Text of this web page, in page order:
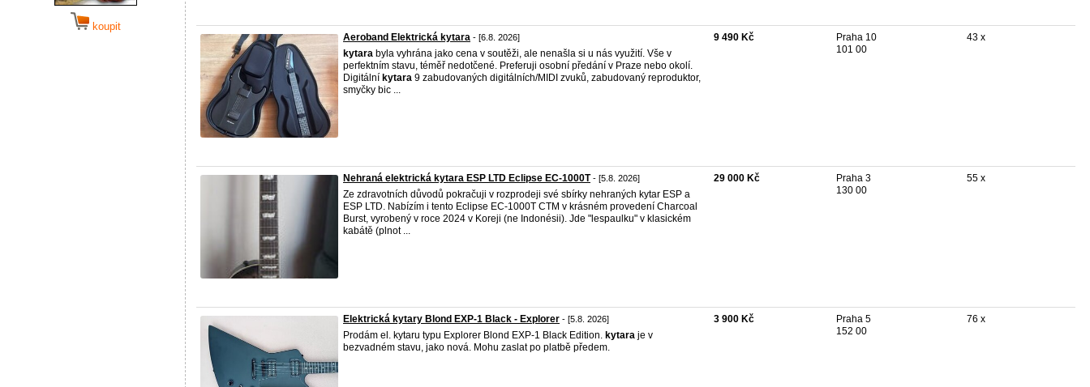
koupit
Aeroband Elektrická kytara - [6.8. 2026]
kytara byla vyhrána jako cena v soutěži, ale nenašla si u nás využití. Vše v
perfektním stavu, téměř nedotčené. Preferuji osobní předání v Praze nebo okolí.
Digitální kytara 9 zabudovaných digitálních/MIDI zvuků, zabudovaný reproduktor,
smyčky bic ...
9 490 Kč
Praha 10
101 00
43 x
Nehraná elektrická kytara ESP LTD Eclipse EC-1000T- [5.8. 2026]
Ze zdravotních důvodů pokračuji v rozprodeji své sbírky nehraných kytar ESP a
ESP LTD. Nabízím i tento Eclipse EC-1000T CTM v krásném provedení Charcoal
Burst, vyrobený v roce 2024 v Koreji (ne Indonésii). Jde "lespaulku" v klasickém
kabátě (plnot ...
29 000 Kč
Praha 3
130 00
55 x
Elektrická kytary Blond EXP-1 Black - Explorer - [5.8. 2026]
Prodám el. kytaru typu Explorer Blond EXP-1 Black Edition. kytara je v
bezvadném stavu, jako nová. Mohu zaslat po platbě předem.
3 900 Kč
Praha 5
152 00
76 x